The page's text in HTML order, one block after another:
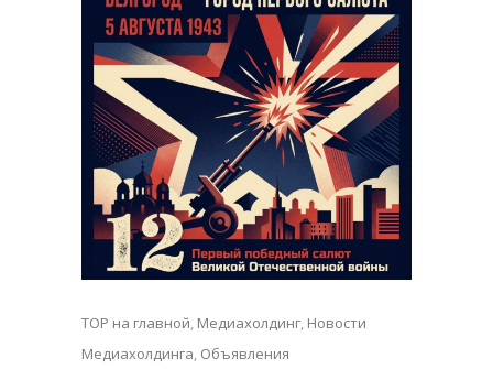
TOP на главной Медиахолдинг Новости
Медиахолдинга Объявления